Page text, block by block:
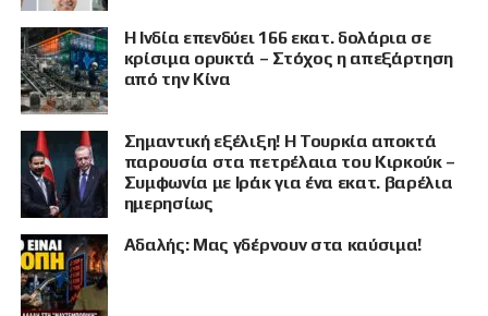
Η Ινδία επενδύει 166 εκατ. δολάρια σε
κρίσιμα ορυκτά – Στόχος η απεξάρτηση
από την Κίνα
Σημαντική εξέλιξη! Η Τουρκία αποκτά
παρουσία στα πετρέλαια του Κιρκούκ –
Συμφωνία με Ιράκ για ένα εκατ. βαρέλια
ημερησίως
Αδαλής: Μας γδέρνουν στα καύσιμα!